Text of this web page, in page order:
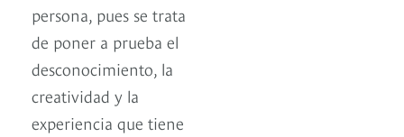
persona, pues se trata
de poner a prueba el
desconocimiento, la
creatividad y la
experiencia que tiene